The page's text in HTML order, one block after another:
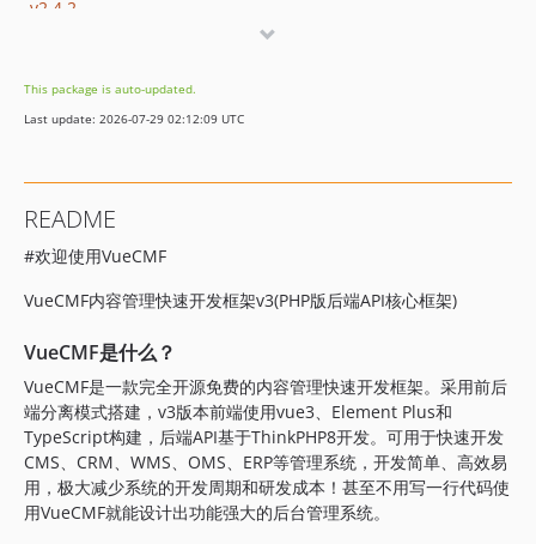
v2.4.2
2.3.x-dev
v2.3.2
2.2.x-dev
v2.2.3
v2.2.0
2.1.x-dev
v2.1.0
v2.0.8
v2.0.7
v2.0.6
This package is auto-updated.
Last update: 2026-07-29 02:12:09 UTC
README
#欢迎使用VueCMF
VueCMF内容管理快速开发框架v3(PHP版后端API核心框架)
VueCMF是什么？
VueCMF是一款完全开源免费的内容管理快速开发框架。采用前后
端分离模式搭建，v3版本前端使用vue3、Element Plus和
TypeScript构建，后端API基于ThinkPHP8开发。可用于快速开发
CMS、CRM、WMS、OMS、ERP等管理系统，开发简单、高效易
用，极大减少系统的开发周期和研发成本！甚至不用写一行代码使
用VueCMF就能设计出功能强大的后台管理系统。